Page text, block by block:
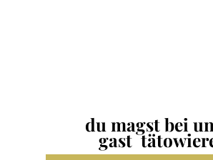
du magst bei
gast